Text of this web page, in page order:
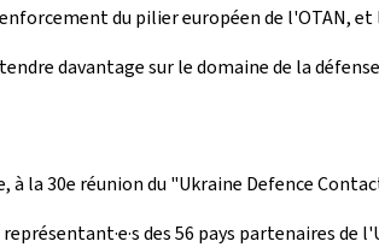
du pilier européen de l'OTAN,
davantage sur le domaine de la
à la 30e réunion du "Ukraine Defence
des 56 pays partenaires